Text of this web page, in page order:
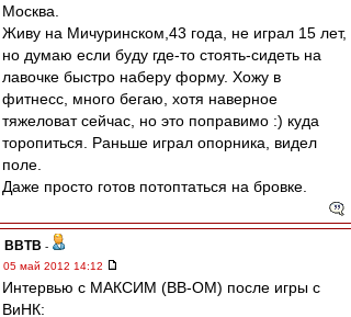
Москва.
Живу на Мичуринском,43 года, не играл 15 лет,
но думаю если буду где-то стоять-сидеть на
лавочке быстро наберу форму. Хожу в
фитнесс, много бегаю, хотя наверное
тяжеловат сейчас, но это поправимо :) куда
торопиться. Раньше играл опорника, видел
поле.
Даже просто готов потоптаться на бровке.
ВВТВ -
05 май 2012 14:12
Интервью с МАКСИМ (ВВ-ОМ) после игры с
ВиНК: